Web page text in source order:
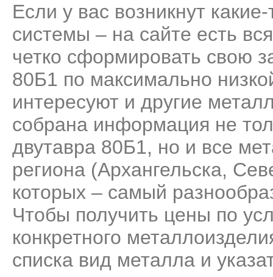
Если у вас возникнут
системы – на сайте есть
четко сформировать свою
80Б1 по максимально
интересуют и другие
собрана информация не
двутавра 80Б1, но и все
региона (Архангельска,
которых – самый
Чтобы получить цены по
конкретного
списка вид металла и